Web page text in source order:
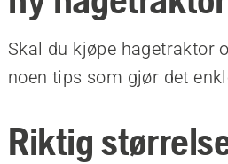
Skal du kjøpe hagetraktor
noen tips som gjør det
Riktig